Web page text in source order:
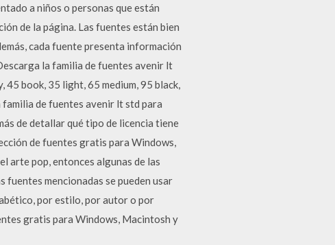
a niños o personas que están
de la página. Las fuentes están bien
cada fuente presenta información
la familia de fuentes avenir lt
book, 35 light, 65 medium, 95 black,
de fuentes avenir lt std para
de detallar qué tipo de licencia tiene
de fuentes gratis para Windows,
arte pop, entonces algunas de las
mencionadas se pueden usar
por estilo, por autor o por
gratis para Windows, Macintosh y